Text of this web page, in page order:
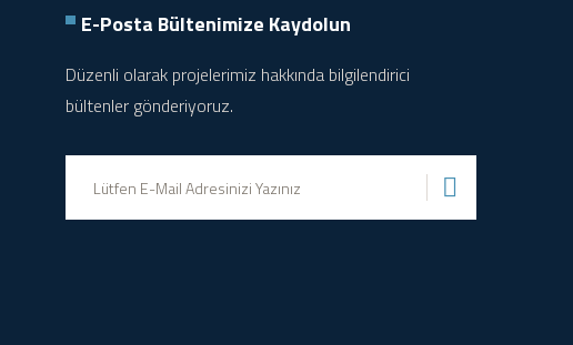
E-Posta Bültenimize Kaydolun
Düzenli olarak projelerimiz hakkında bilgilendirici
bültenler gönderiyoruz.
Gönder